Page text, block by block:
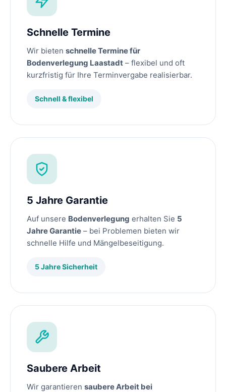
Schnelle Termine
Wir bieten schnelle Termine für
Bodenverlegung Laastadt – flexibel und oft
kurzfristig für Ihre Terminvergabe realisierbar.
Schnell & flexibel
5 Jahre Garantie
Auf unsere Bodenverlegung erhalten Sie 5
Jahre Garantie – bei Problemen bieten wir
schnelle Hilfe und Mängelbeseitigung.
5 Jahre Sicherheit
Saubere Arbeit
Wir garantieren saubere Arbeit bei